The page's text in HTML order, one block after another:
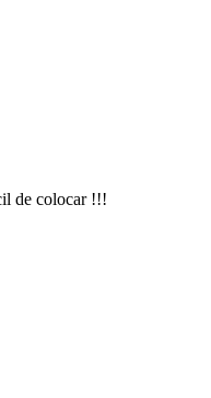
de colocar !!!